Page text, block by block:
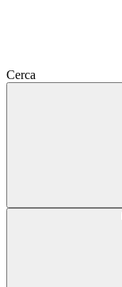
Cerca